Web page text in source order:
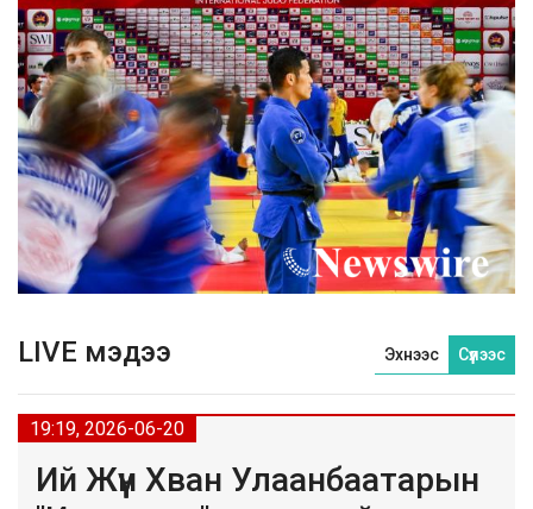
LIVE мэдээ Эхнээс Сүүлээс
19:19, 2026-06-20
Ий Жүүн Хван Улаанбаатарын